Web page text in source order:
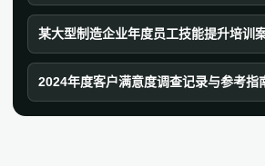
某大型制造企业年度员工技能提升培训
2024年度客户满意度调查记录与参考指